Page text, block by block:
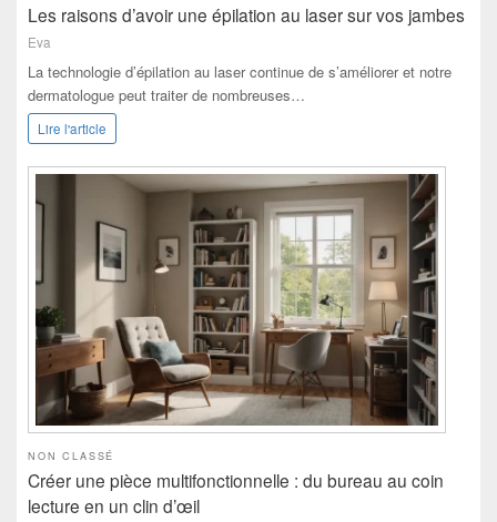
Les raisons d’avoir une épilation au laser sur vos jambes
Eva
La technologie d’épilation au laser continue de s’améliorer et notre
dermatologue peut traiter de nombreuses…
Lire l'article
NON CLASSÉ
Créer une pièce multifonctionnelle : du bureau au coin
lecture en un clin d’œil